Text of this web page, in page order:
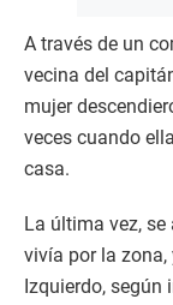
A través de un
vecina del
mujer
veces cuando
casa.
La última vez,
vivía por la
Izquierdo, según